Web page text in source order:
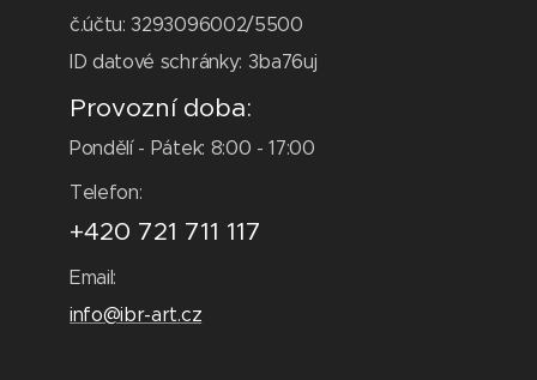
č.účtu: 3293096002/5500
ID datové schránky: 3ba76uj
Provozní doba:
Pondělí - Pátek: 8:00 - 17:00
Telefon:
+420 721 711 117
Email:
info@ibr-art.cz